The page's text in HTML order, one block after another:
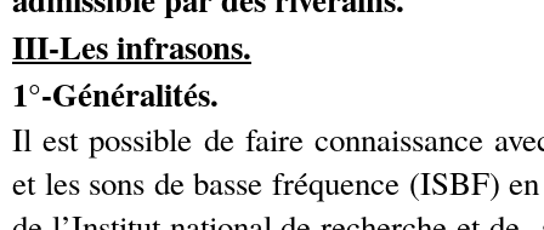
III-Les infrasons.
1°-Généralités.
Il est possible de faire connaissance
et les sons de basse fréquence (ISBF)